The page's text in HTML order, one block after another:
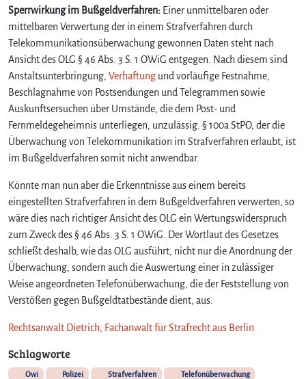
Sperrwirkung im Bußgeldverfahren: Einer unmittelbaren oder
mittelbaren Verwertung der in einem Strafverfahren durch
Telekommunikationsüberwachung gewonnen Daten steht nach
Ansicht des OLG § 46 Abs. 3 S. 1 OWiG entgegen. Nach diesem sind
Anstaltsunterbringung, Verhaftung und vorläufige Festnahme,
Beschlagnahme von Postsendungen und Telegrammen sowie
Auskunftsersuchen über Umstände, die dem Post- und
Fernmeldegeheimnis unterliegen, unzulässig. § 100a StPO, der die
Überwachung von Telekommunikation im Strafverfahren erlaubt, ist
im Bußgeldverfahren somit nicht anwendbar.
Könnte man nun aber die Erkenntnisse aus einem bereits
eingestellten Strafverfahren in dem Bußgeldverfahren verwerten, so
wäre dies nach richtiger Ansicht des OLG ein Wertungswiderspruch
zum Zweck des § 46 Abs. 3 S. 1 OWiG. Der Wortlaut des Gesetzes
schließt deshalb, wie das OLG ausführt, nicht nur die Anordnung der
Überwachung, sondern auch die Auswertung einer in zulässiger
Weise angeordneten Telefonüberwachung, die der Feststellung von
Verstößen gegen Bußgeldtatbestände dient, aus.
Rechtsanwalt Dietrich, Fachanwalt für Strafrecht aus Berlin
Schlagworte
Owi Polizei Strafverfahren
Telefonüberwachung